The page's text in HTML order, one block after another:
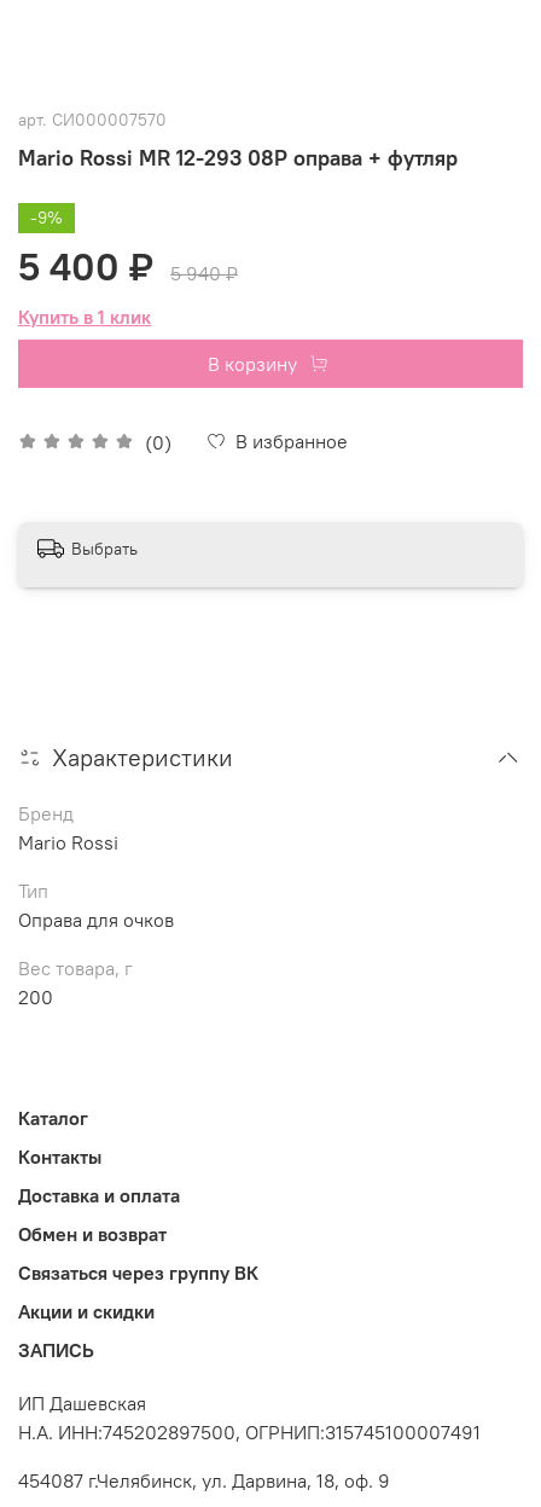
арт. СИ000007570
Mario Rossi MR 12-293 08P оправа + футляр
(0) В избранное
-9%
5 400 ₽
5 940 ₽
Купить в 1 клик
В корзину
Выбрать
Характеристики
Бренд
Mario Rossi
Тип
Оправа для очков
Вес товара, г
200
Каталог
Контакты
Доставка и оплата
Обмен и возврат
Связаться через группу ВК
Акции и скидки
ЗАПИСЬ
ИП Дашевская
Н.А. ИНН:745202897500, ОГРНИП:315745100007491
454087 г.Челябинск, ул. Дарвина, 18, оф. 9